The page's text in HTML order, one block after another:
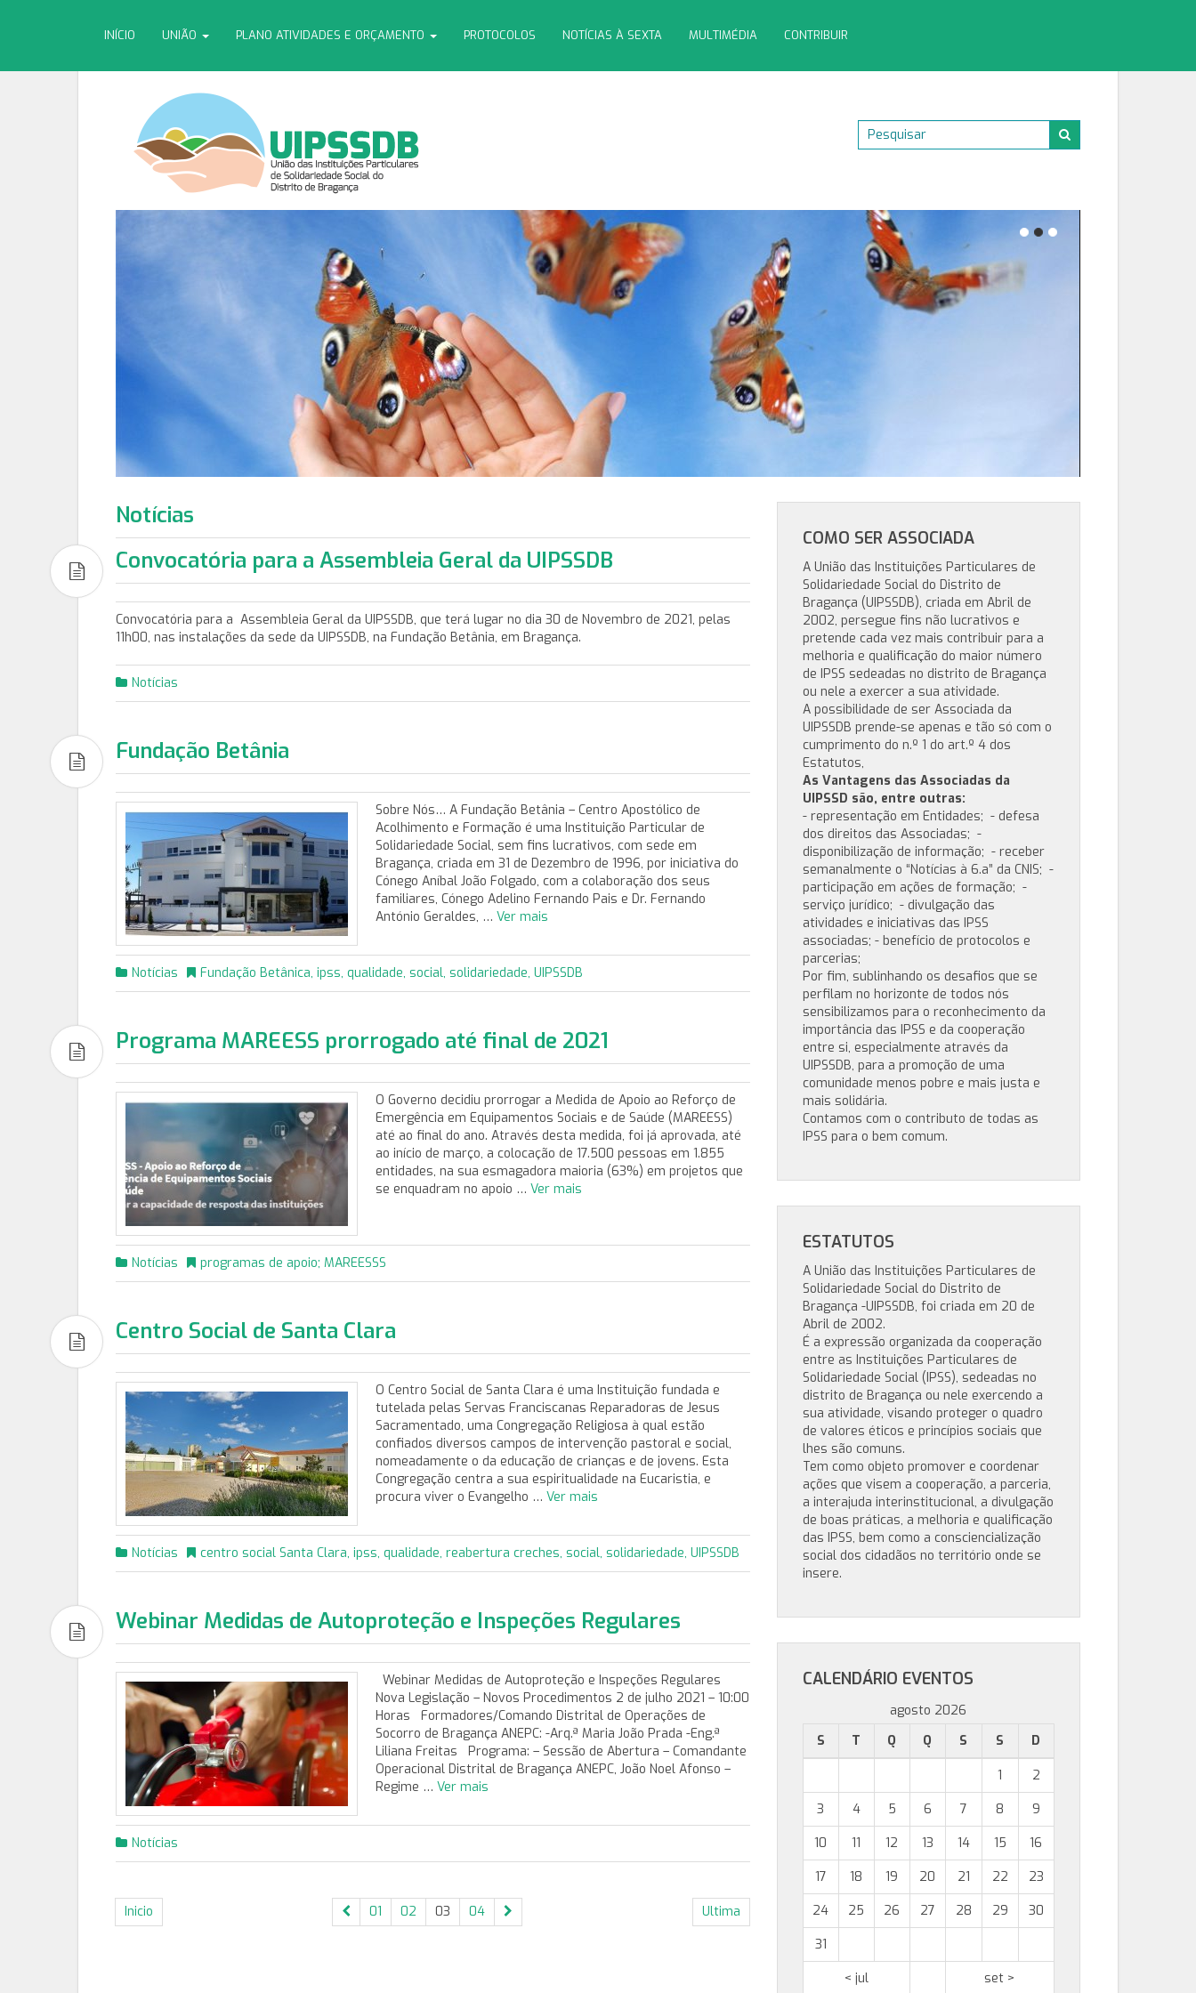
INÍCIO UNIÃO PLANO ATIVIDADES E ORÇAMENTO PROTOCOLOS NOTÍCIAS À SEXTA MULTIMÉDIA CONTRIBUIR
Notícias
Convocatória para a Assembleia Geral da UIPSSDB
Convocatória para a Assembleia Geral da UIPSSDB, que terá lugar no dia 30 de Novembro de 2021, pelas
11h00, nas instalações da sede da UIPSSDB, na Fundação Betânia, em Bragança.
Notícias
Fundação Betânia
Sobre Nós… A Fundação Betânia – Centro Apostólico de
Acolhimento e Formação é uma Instituição Particular de
Solidariedade Social, sem fins lucrativos, com sede em
Bragança, criada em 31 de Dezembro de 1996, por iniciativa do
Cónego Aníbal João Folgado, com a colaboração dos seus
familiares, Cónego Adelino Fernando Pais e Dr. Fernando
António Geraldes, … Ver mais
Notícias Fundação Betânica, ipss, qualidade, social, solidariedade, UIPSSDB
Programa MAREESS prorrogado até final de 2021
O Governo decidiu prorrogar a Medida de Apoio ao Reforço de
Emergência em Equipamentos Sociais e de Saúde (MAREESS)
até ao final do ano. Através desta medida, foi já aprovada, até
ao início de março, a colocação de 17.500 pessoas em 1.855
entidades, na sua esmagadora maioria (63%) em projetos que
se enquadram no apoio … Ver mais
Notícias programas de apoio; MAREESSS
Centro Social de Santa Clara
O Centro Social de Santa Clara é uma Instituição fundada e
tutelada pelas Servas Franciscanas Reparadoras de Jesus
Sacramentado, uma Congregação Religiosa à qual estão
confiados diversos campos de intervenção pastoral e social,
nomeadamente o da educação de crianças e de jovens. Esta
Congregação centra a sua espiritualidade na Eucaristia, e
procura viver o Evangelho … Ver mais
Notícias centro social Santa Clara, ipss, qualidade, reabertura creches, social, solidariedade, UIPSSDB
Webinar Medidas de Autoproteção e Inspeções Regulares
Webinar Medidas de Autoproteção e Inspeções Regulares
Nova Legislação – Novos Procedimentos 2 de julho 2021 – 10:00
Horas Formadores/Comando Distrital de Operações de
Socorro de Bragança ANEPC: -Arq.ª Maria João Prada -Eng.ª
Liliana Freitas Programa: – Sessão de Abertura – Comandante
Operacional Distrital de Bragança ANEPC, João Noel Afonso –
Regime … Ver mais
Notícias
Inicio 01 02 03 04 Ultima
COMO SER ASSOCIADA
A União das Instituições Particulares de
Solidariedade Social do Distrito de
Bragança (UIPSSDB), criada em Abril de
2002, persegue fins não lucrativos e
pretende cada vez mais contribuir para a
melhoria e qualificação do maior número
de IPSS sedeadas no distrito de Bragança
ou nele a exercer a sua atividade.
A possibilidade de ser Associada da
UIPSSDB prende-se apenas e tão só com o
cumprimento do n.º 1 do art.º 4 dos
Estatutos,
As Vantagens das Associadas da
UIPSSD são, entre outras:
- representação em Entidades; - defesa
dos direitos das Associadas; -
disponibilização de informação; - receber
semanalmente o “Notícias à 6.a” da CNIS; -
participação em ações de formação; -
serviço jurídico; - divulgação das
atividades e iniciativas das IPSS
associadas; - benefício de protocolos e
parcerias;
Por fim, sublinhando os desafios que se
perfilam no horizonte de todos nós
sensibilizamos para o reconhecimento da
importância das IPSS e da cooperação
entre si, especialmente através da
UIPSSDB, para a promoção de uma
comunidade menos pobre e mais justa e
mais solidária.
Contamos com o contributo de todas as
IPSS para o bem comum.
ESTATUTOS
A União das Instituições Particulares de
Solidariedade Social do Distrito de
Bragança -UIPSSDB, foi criada em 20 de
Abril de 2002.
É a expressão organizada da cooperação
entre as Instituições Particulares de
Solidariedade Social (IPSS), sedeadas no
distrito de Bragança ou nele exercendo a
sua atividade, visando proteger o quadro
de valores éticos e princípios sociais que
lhes são comuns.
Tem como objeto promover e coordenar
ações que visem a cooperação, a parceria,
a interajuda interinstitucional, a divulgação
de boas práticas, a melhoria e qualificação
das IPSS, bem como a consciencialização
social dos cidadãos no território onde se
insere.
CALENDÁRIO EVENTOS
agosto 2026
S
T Q Q S S D
1
2
3
4 5 6 7 8
9
10
11 12 13 14 15
16
17
18 19 20 21 22
23
24
25 26 27 28 29
30
31
< jul
set >